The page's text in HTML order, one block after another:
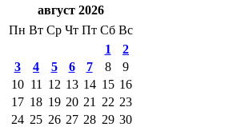
август 2026
Пн Вт Ср Чт Пт Сб Вс
1
2
3
4 5 6 7 8
9
10 11 12 13 14 15 16
17 18 19 20 21 22 23
24 25 26 27 28 29 30